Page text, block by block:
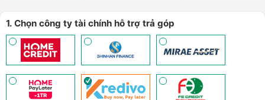
10 Nhận báo giá tốt nhất cho khách hàng doanh nghiệp B2B khi
mua số lượng lớn - (Xem chi tiết)
1. Chọn công ty tài chính hỗ trợ trả góp